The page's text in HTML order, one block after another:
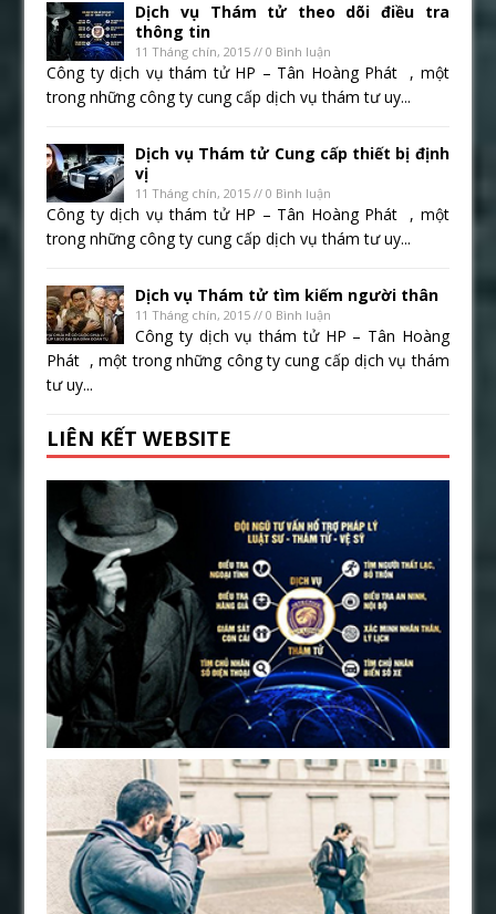
Dịch vụ Thám tử theo dõi điều tra
thông tin
11 Tháng chín, 2015 // 0 Bình luận
Công ty dịch vụ thám tử HP – Tân Hoàng Phát , một
trong những công ty cung cấp dịch vụ thám tư uy...
Dịch vụ Thám tử Cung cấp thiết bị định
vị
11 Tháng chín, 2015 // 0 Bình luận
Công ty dịch vụ thám tử HP – Tân Hoàng Phát , một
trong những công ty cung cấp dịch vụ thám tư uy...
Dịch vụ Thám tử tìm kiếm người thân
11 Tháng chín, 2015 // 0 Bình luận
Công ty dịch vụ thám tử HP – Tân Hoàng
Phát , một trong những công ty cung cấp dịch vụ thám
tư uy...
LIÊN KẾT WEBSITE